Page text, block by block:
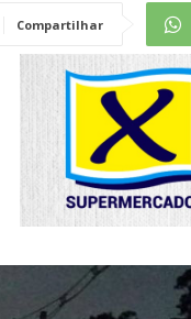
Compartilhar